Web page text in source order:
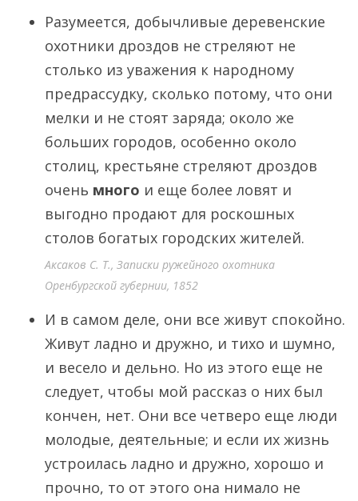
Разумеется, добычливые деревенские
охотники дроздов не стреляют не
столько из уважения к народному
предрассудку, сколько потому, что они
мелки и не стоят заряда; около же
больших городов, особенно около
столиц, крестьяне стреляют дроздов
очень много и еще более ловят и
выгодно продают для роскошных
столов богатых городских жителей.
Аксаков С. Т., Записки ружейного охотника
Оренбургской губернии, 1852
И в самом деле, они все живут спокойно.
Живут ладно и дружно, и тихо и шумно,
и весело и дельно. Но из этого еще не
следует, чтобы мой рассказ о них был
кончен, нет. Они все четверо еще люди
молодые, деятельные; и если их жизнь
устроилась ладно и дружно, хорошо и
прочно, то от этого она нимало не